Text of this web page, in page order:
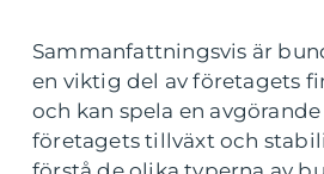
Sammanfattningsvis är
en viktig del av företagets
och kan spela en
företagets tillväxt och